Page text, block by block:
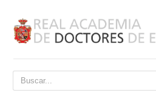
ACADEMIA